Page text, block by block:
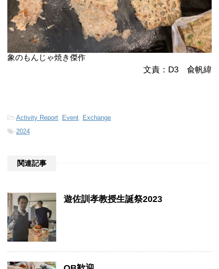
象のもんじゃ焼き傑作
文責：D3 兪帆緯
-Activity Report, Event, Exchange
-2024
関連記事
遊佐訓孝教授生誕祭2023